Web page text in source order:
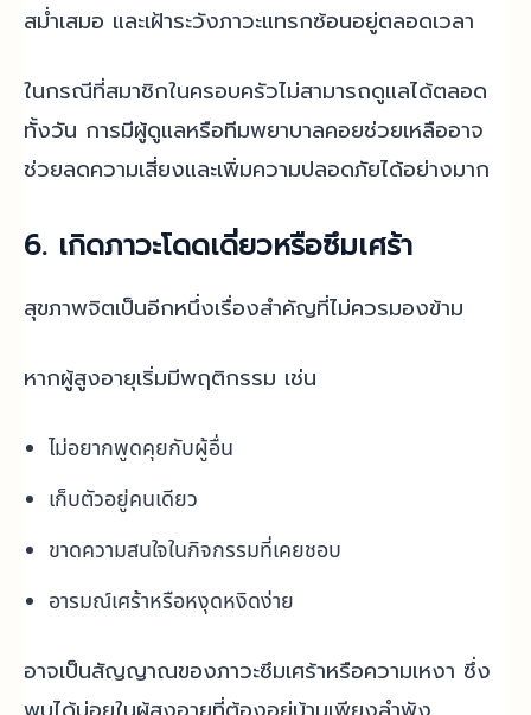
สม่ำเสมอ และเฝ้าระวังภาวะแทรกซ้อนอยู่ตลอดเวลา
ในกรณีที่สมาชิกในครอบครัวไม่สามารถดูแลได้ตลอด
ทั้งวัน การมีผู้ดูแลหรือทีมพยาบาลคอยช่วยเหลืออาจ
ช่วยลดความเสี่ยงและเพิ่มความปลอดภัยได้อย่างมาก
6. เกิดภาวะโดดเดี่ยวหรือซึมเศร้า
สุขภาพจิตเป็นอีกหนึ่งเรื่องสำคัญที่ไม่ควรมองข้าม
หากผู้สูงอายุเริ่มมีพฤติกรรม เช่น
ไม่อยากพูดคุยกับผู้อื่น
เก็บตัวอยู่คนเดียว
ขาดความสนใจในกิจกรรมที่เคยชอบ
อารมณ์เศร้าหรือหงุดหงิดง่าย
อาจเป็นสัญญาณของภาวะซึมเศร้าหรือความเหงา ซึ่ง